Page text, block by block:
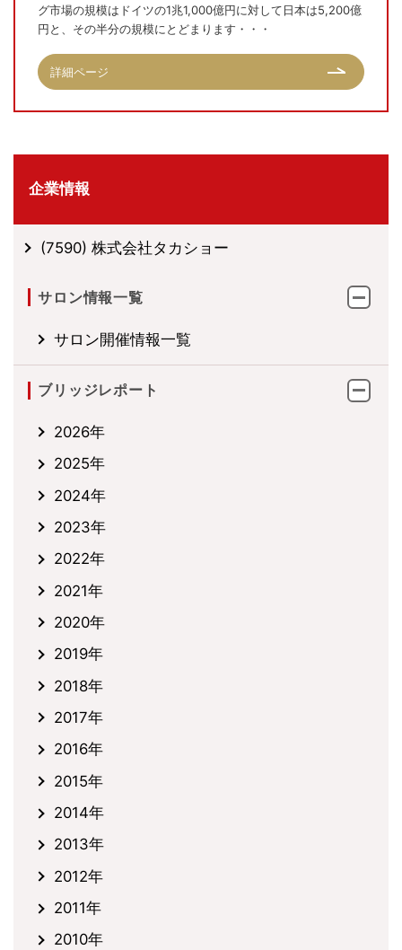
グ市場の規模はドイツの1兆1,000億円に対して日本は5,200億
円と、その半分の規模にとどまります・・・
詳細ページ
企業情報
(7590) 株式会社タカショー
サロン情報一覧
サロン開催情報一覧
ブリッジレポート
2026年
2025年
2024年
2023年
2022年
2021年
2020年
2019年
2018年
2017年
2016年
2015年
2014年
2013年
2012年
2011年
2010年